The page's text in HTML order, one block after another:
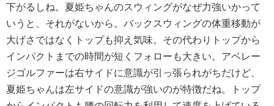
下がるしね。夏姫ちゃんのスウィングがなぜ力強いかって
いうと、それがないから。バックスウィングの体重移動が
大げさではなくトップも抑え気味。その代わりトップから
インパクトまでの時間が短くフォローも大きい。アベレー
ジゴルファーは右サイドに意識が引っ張られがちだけど、
夏姫ちゃんは左サイドの意識が強いのが特徴だね。トップ